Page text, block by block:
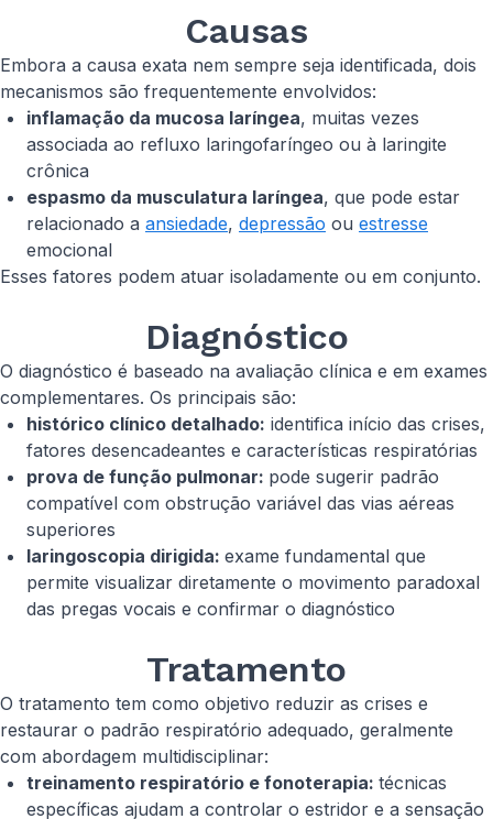
Causas
Embora a causa exata nem sempre seja identificada, dois
mecanismos são frequentemente envolvidos:
inflamação da mucosa laríngea, muitas vezes
associada ao refluxo laringofaríngeo ou à laringite
crônica
espasmo da musculatura laríngea, que pode estar
relacionado a ansiedade, depressão ou estresse
emocional
Esses fatores podem atuar isoladamente ou em conjunto.
Diagnóstico
O diagnóstico é baseado na avaliação clínica e em exames
complementares. Os principais são:
histórico clínico detalhado: identifica início das crises,
fatores desencadeantes e características respiratórias
prova de função pulmonar: pode sugerir padrão
compatível com obstrução variável das vias aéreas
superiores
laringoscopia dirigida: exame fundamental que
permite visualizar diretamente o movimento paradoxal
das pregas vocais e confirmar o diagnóstico
Tratamento
O tratamento tem como objetivo reduzir as crises e
restaurar o padrão respiratório adequado, geralmente
com abordagem multidisciplinar:
treinamento respiratório e fonoterapia: técnicas
específicas ajudam a controlar o estridor e a sensação